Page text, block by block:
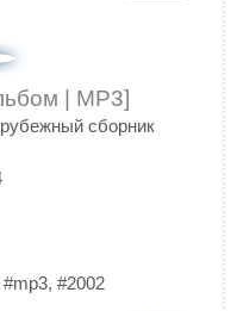
| MP3]
сборник
#mp3, #2002